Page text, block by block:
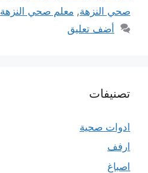
صحي النزهة, معلم صحي النزهة
أضف تعليق
تصنيفات
ادوات صحية
ارفف
اصباغ